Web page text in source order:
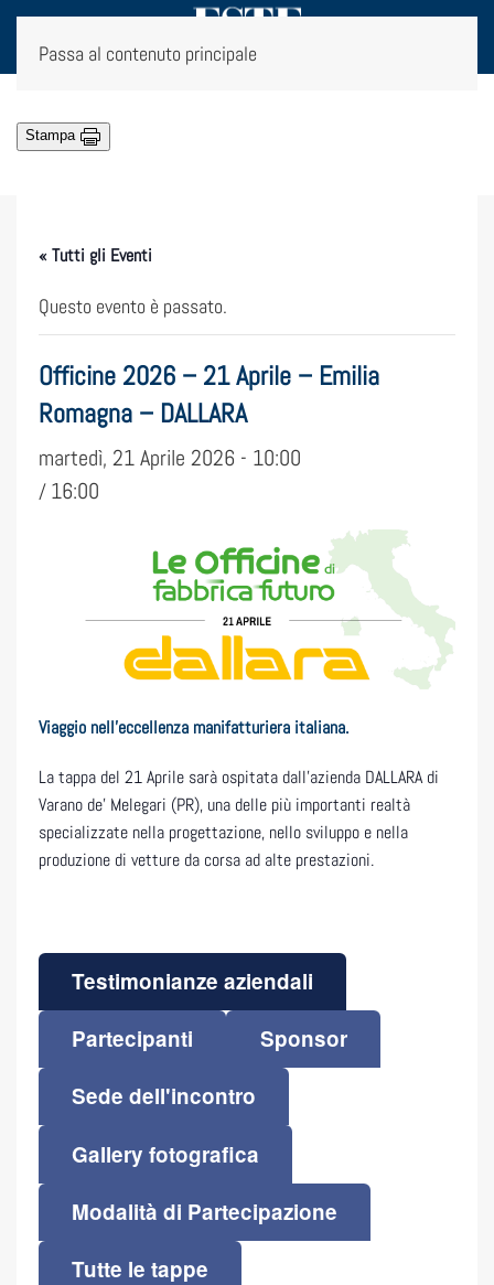
Passa al contenuto principale
Stampa
« Tutti gli Eventi
Questo evento è passato.
Officine 2026 – 21 Aprile – Emilia
Romagna – DALLARA
martedì, 21 Aprile 2026 - 10:00
/ 16:00
Viaggio nell’eccellenza manifatturiera italiana.
La tappa del 21 Aprile sarà ospitata dall’azienda DALLARA di
Varano de’ Melegari (PR), una delle più importanti realtà
specializzate nella progettazione, nello sviluppo e nella
produzione di vetture da corsa ad alte prestazioni.
Testimonianze aziendali
Partecipanti
Sponsor
Sede dell'incontro
Gallery fotografica
Modalità di Partecipazione
Tutte le tappe